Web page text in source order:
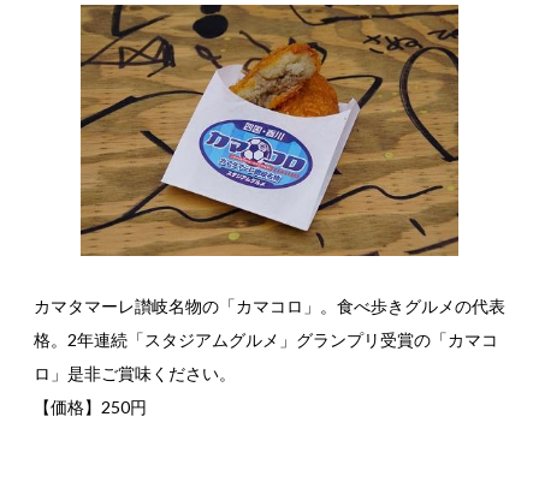
カマタマーレ讃岐名物の「カマコロ」。食べ歩きグルメの代表
格。2年連続「スタジアムグルメ」グランプリ受賞の「カマコ
ロ」是非ご賞味ください。
【価格】250円